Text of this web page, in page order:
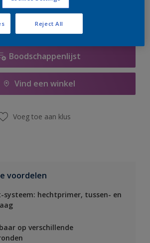
Boodschappenlijst
Vind een winkel
Voeg toe aan klus
voordelen
systeem: hechtprimer, tussen- en
op verschillende
Reject All